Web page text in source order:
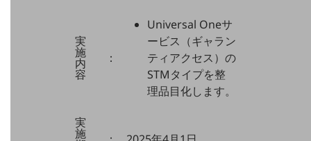
サステナビリティレポート
ダイバーシティ
実
施
内
容
：
Universal Oneサ
ービス（ギャラン
ティアクセス）の
STMタイプを整
理品目化します。
実
施